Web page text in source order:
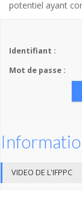
potentiel ayant
Identifiant :
Mot de passe :
VIDEO DE L'IFPPC